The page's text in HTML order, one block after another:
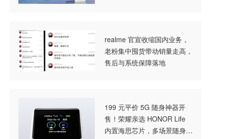
realme 官宣收缩国内业务，
老粉集中囤货带动销量走高，
售后与系统保障落地
199 元平价 5G 随身神器开
售！荣耀亲选 HONOR Life
内置海思芯片，多场景随身高